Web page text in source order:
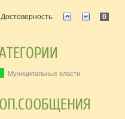
Достоверность: 0
Муниципальные власти